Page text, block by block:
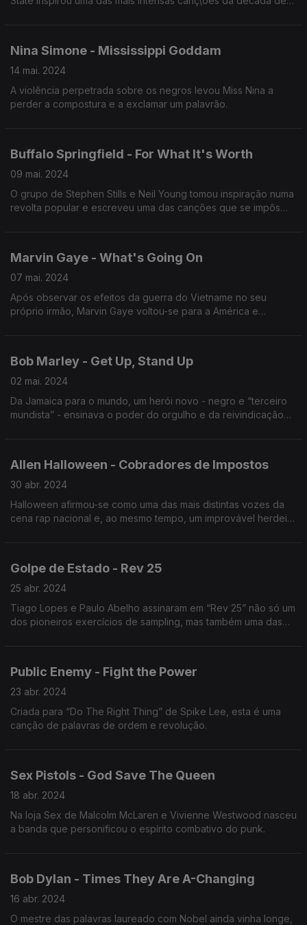
Nina Simone - Mississippi Goddam
14 mai. 2024
A violência perpetrada sobre os negros levou Miss Nina a
perder a compostura e a exclamar um palavrão.
Buffalo Springfield - For What It's Worth
09 mai. 2024
O grupo de Stephen Stills e Neil Young tomou inspiração numa
revolta popular e escreveu uma das canções que se impôs
Marvin Gaye - What's Going On
07 mai. 2024
Após observar os efeitos da guerra do Vietname no seu
próprio irmão, Marvin Gaye voltou-se para a América e
Bob Marley - Get Up, Stand Up
02 mai. 2024
Da Jamaica para o mundo, um herói novo - negro e “terceiro
mundista” - ensinava o poder do orgulho e da reivindicação
Allen Halloween - Cobradores de Impostos
30 abr. 2024
Halloween afirmou-se como uma das mais distintas vozes da
cena rap nacional e, ao mesmo tempo, um improvável herdeiro
Golpe de Estado - Rev 25
25 abr. 2024
Tiago Lopes e Paulo Abelho assinaram em “Rev 25” não só um
dos pioneiros exercícios de sampling, mas também uma das
Public Enemy - Fight the Power
23 abr. 2024
Criada para “Do The Right Thing” de Spike Lee, esta é uma
canção de palavras de ordem e revolução.
Sex Pistols - God Save The Queen
18 abr. 2024
Na loja Sex de Malcolm McLaren e Vivienne Westwood nasceu
a banda que personificou o espírito combativo do punk.
Bob Dylan - Times They Are A-Changing
16 abr. 2024
O mestre das palavras laureado com Nobel ainda vinha longe,